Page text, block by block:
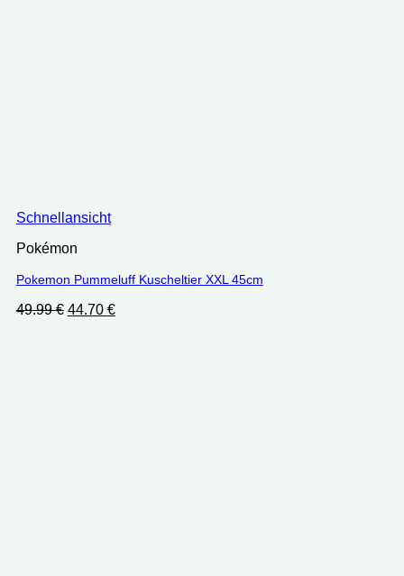
Schnellansicht
Pokémon
Pokemon Pummeluff Kuscheltier XXL 45cm
49.99€ Ursprünglicher
44.70 €Aktueller